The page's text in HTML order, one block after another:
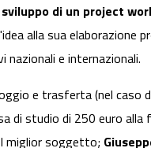
di un project
alla sua elaborazione
e internazionali.
e trasferta (nel caso
di studio di 250 euro
miglior soggetto;